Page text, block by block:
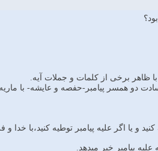
با ظاهر برخی از کلمات و جملات آیه.
دو همسر پیامبر-حفصه و عایشه- با
و یا اگر علیه پیامبر توطیه کنید،با